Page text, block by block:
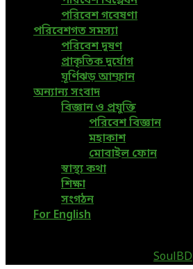
পরিবেশ গবেষণা
পরিবেশগত সমস্যা
পরিবেশ দূষণ
প্রাকৃতিক দুর্যোগ
ঘূর্ণিঝড় আম্ফান
অন্যান্য সংবাদ
বিজ্ঞান ও প্রযুক্তি
পরিবেশ বিজ্ঞান
মহাকাশ
মোবাইল ফোন
স্বাস্থ্য কথা
শিক্ষা
সংগঠন
For English
SoulBD